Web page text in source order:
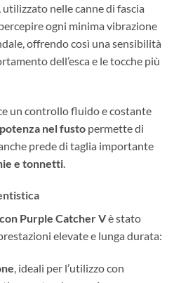
nelle canne di fascia
ogni minima vibrazione
offrendo così una sensibilità
dell’esca e le tocche più
un controllo fluido e costante
nel fusto permette di
prede di taglia importante
e tonnetti
Purple Catcher Vè stato
elevate e lunga durata:
, ideali per l’utilizzo con